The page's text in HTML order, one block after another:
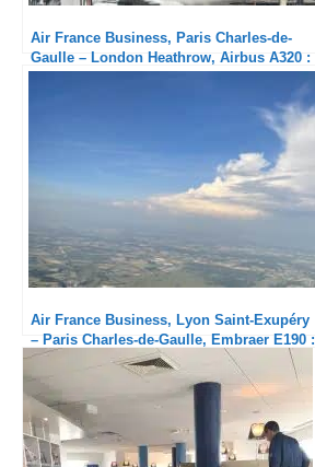
Air France Business, Paris Charles-de-
Gaulle – London Heathrow, Airbus A320 :
Air France Business, Lyon Saint-Exupéry
– Paris Charles-de-Gaulle, Embraer E190 :
Enfin un équipage sympa !